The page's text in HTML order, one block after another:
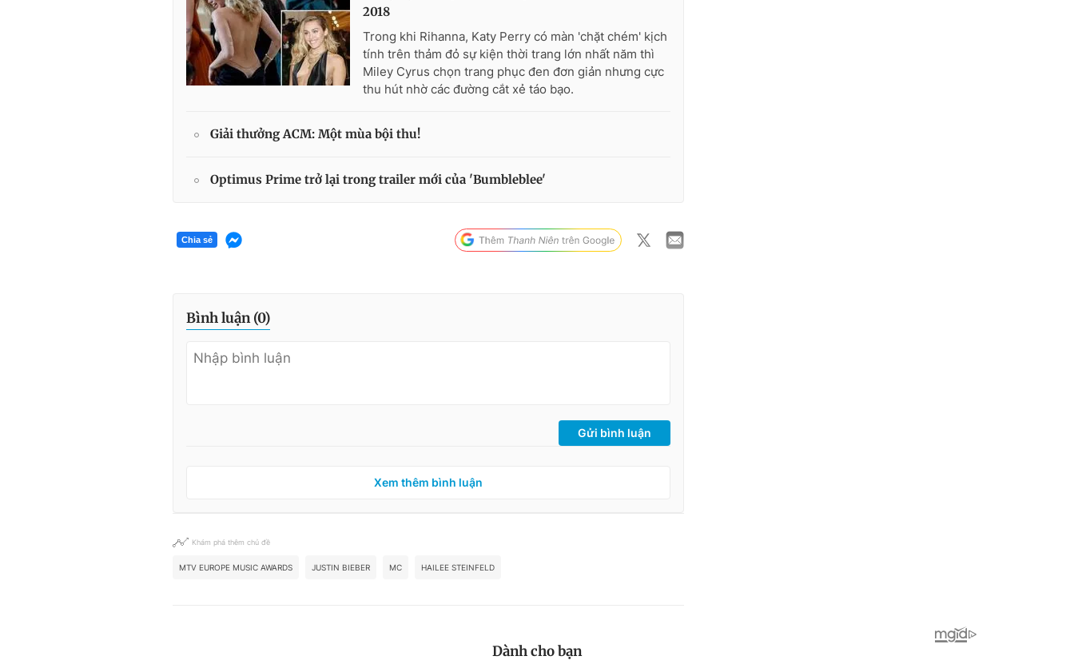
2018
Trong khi Rihanna, Katy Perry có màn 'chặt chém' kịch
tính trên thảm đỏ sự kiện thời trang lớn nhất năm thì
Miley Cyrus chọn trang phục đen đơn giản nhưng cực
thu hút nhờ các đường cắt xẻ táo bạo.
Giải thưởng ACM: Một mùa bội thu!
Optimus Prime trở lại trong trailer mới của 'Bumbleblee'
Chia sẻ
Bình luận (0)
Gửi bình luận
Xem thêm bình luận
Khám phá thêm chủ đề
MTV EUROPE MUSIC AWARDS JUSTIN BIEBER MC HAILEE STEINFELD